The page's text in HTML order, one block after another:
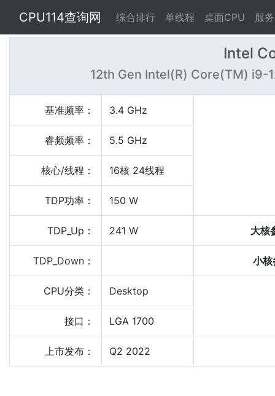
CPU114查询网 综合排行 单线程 桌面CPU 服
Intel
12th Gen Intel(R) Core(TM) i9-
基准频率： 3.4 GHz
睿频频率： 5.5 GHz
核心/线程： 16核 24线程
TDP功率： 150 W
TDP_Up： 241 W 大核
TDP_Down： 小核
CPU分类： Desktop
接口： LGA 1700
上市发布： Q2 2022